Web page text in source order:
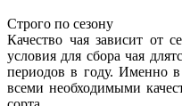
Строго по сезону
Качество чая зависит от
условия для сбора чая
периодов в году. Именно
всеми необходимыми